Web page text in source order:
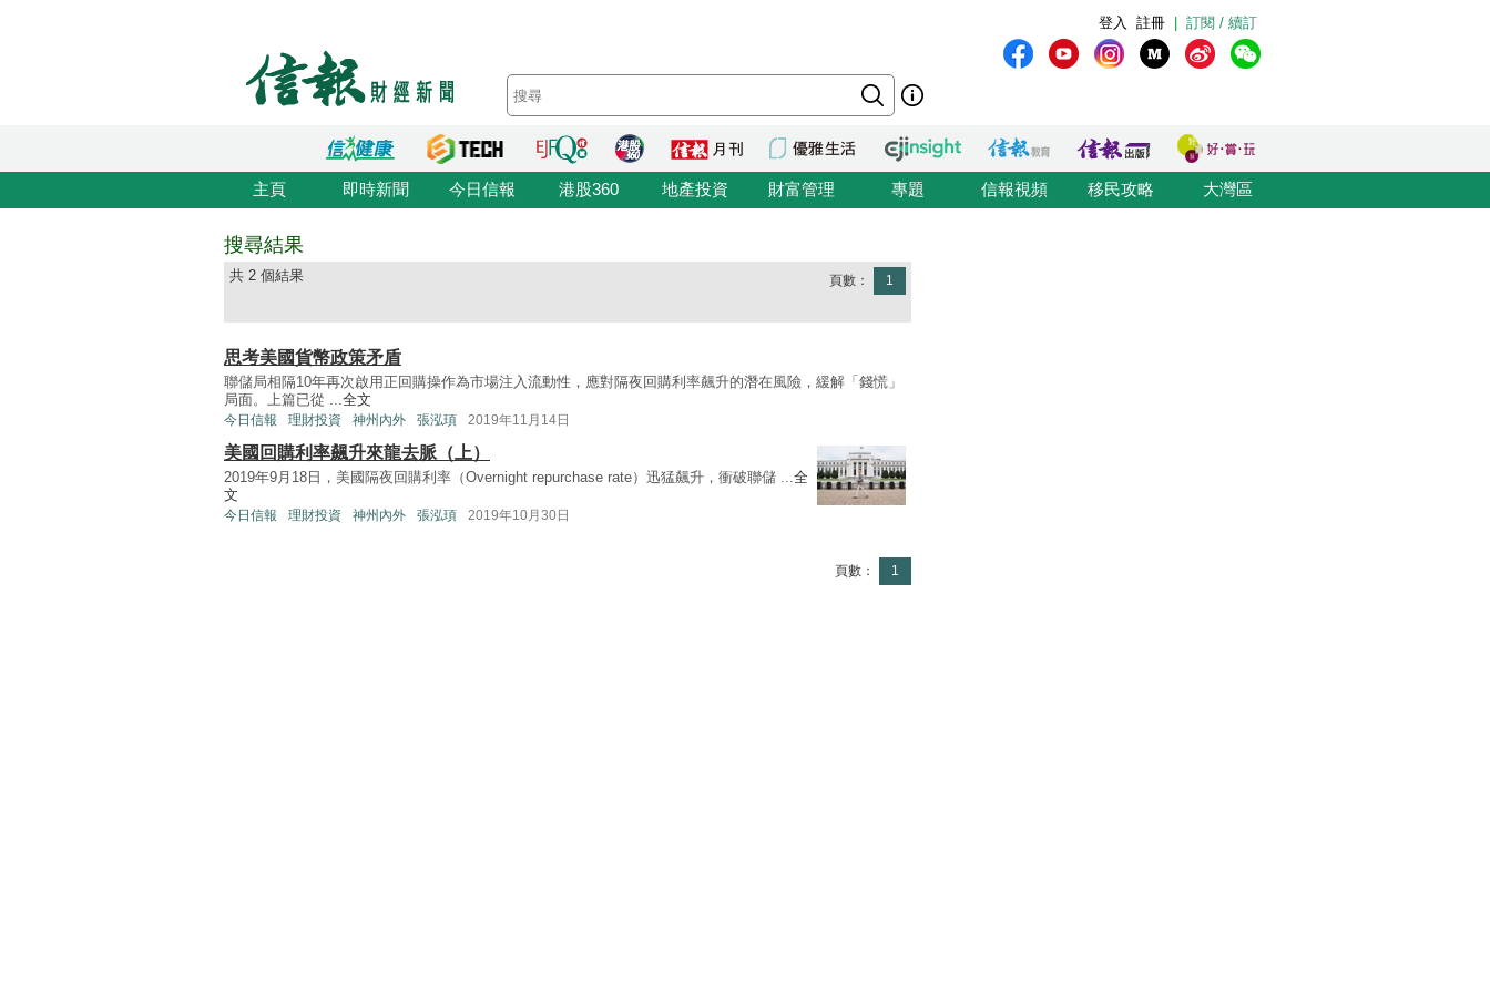
訂閱 / 續訂
註冊
登入
主頁 即時新聞 今日信報 港股360 地產投資 財富管理 專題 信報視頻 移民攻略 大灣區
搜尋結果
共 2 個結果 頁數： 1
思考美國貨幣政策矛盾
聯儲局相隔10年再次啟用正回購操作為市場注入流動性，應對隔夜回購利率飆升的潛在風險，緩解「錢慌」
局面。上篇已從 ...全文
今日信報 理財投資 神州內外 張泓頊 2019年11月14日
美國回購利率飆升來龍去脈（上）
2019年9月18日，美國隔夜回購利率（Overnight repurchase rate）迅猛飆升，衝破聯儲 ...全
文
今日信報 理財投資 神州內外 張泓頊 2019年10月30日
頁數： 1